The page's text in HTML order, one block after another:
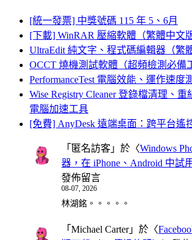
[統一發票] 中獎號碼 115 年 5、6月
[下載] WinRAR 壓縮軟體（繁體中文
UltraEdit 純文字、程式碼編輯器（繁
OCCT 燒機測試軟體（超頻檢測必備
PerformanceTest 電腦效能、運作速度
Wise Registry Cleaner 登錄檔清理、重
電腦加速工具
[免費] AnyDesk 遠端桌面：跨平台遙
「 匿名訪客 」於〈Windows
器，在 iPhone、Android 中試
發佈留言
08-07, 2026
林湖銘。。。。。
「 Michael Carter」於〈